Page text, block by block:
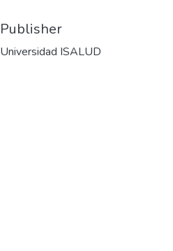
Publisher
Universidad ISALUD